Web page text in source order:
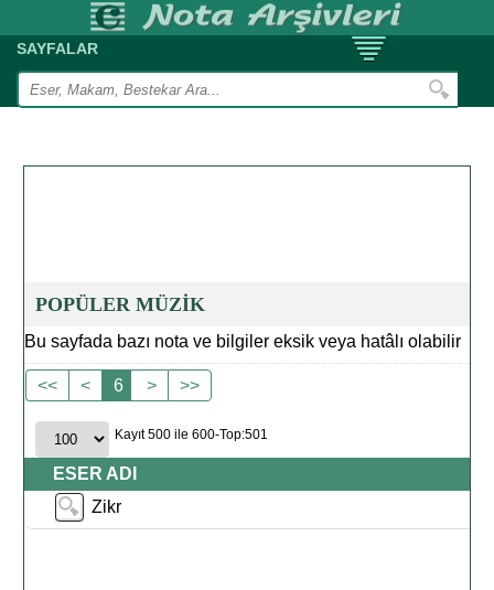
SAYFALAR
POPÜLER MÜZİK
Bu sayfada bazı nota ve bilgiler eksik veya hatâlı olabilir
<< < 6 > >>
Kayıt 500 ile 600-Top:501
ESER ADI
Zikr